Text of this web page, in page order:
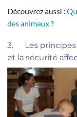
Découvrez aussi :
des animaux ?
3. Les principes
et la sécurité